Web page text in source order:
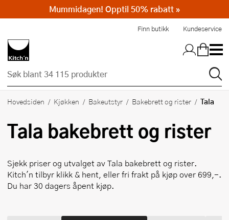
Finn butikk Kundeservice
Hovedsiden Kjøkken Bakeutstyr Bakebrett og rister Tala
Tala bakebrett og rister
Sjekk priser og utvalget avTala bakebrett og rister.
Kitch'n tilbyr klikk & hent, eller fri frakt på kjøp over 699,-.
Du har 30 dagers åpent kjøp.
Mummidagen! Opptil 50% rabatt »